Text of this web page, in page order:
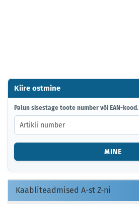
Kiire ostmine
PALUN
SISESTAGE
TOOTE
NUMBER
VÕI
KOOD.
Palun sisestage toote number või EAN-kood.
MINE
Kaabliteadmised A-st Z-ni